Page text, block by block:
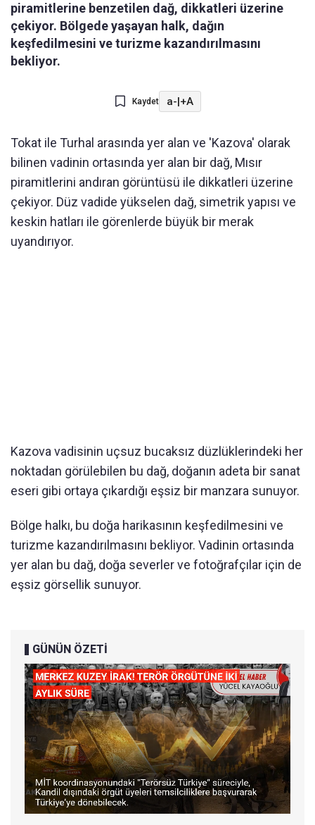
piramitlerine benzetilen dağ, dikkatleri üzerine
çekiyor. Bölgede yaşayan halk, dağın
keşfedilmesini ve turizme kazandırılmasını
bekliyor.
Kaydet a-|+A
Tokat ile Turhal arasında yer alan ve 'Kazova' olarak
bilinen vadinin ortasında yer alan bir dağ, Mısır
piramitlerini andıran görüntüsü ile dikkatleri üzerine
çekiyor. Düz vadide yükselen dağ, simetrik yapısı ve
keskin hatları ile görenlerde büyük bir merak
uyandırıyor.
Kazova vadisinin uçsuz bucaksız düzlüklerindeki her
noktadan görülebilen bu dağ, doğanın adeta bir sanat
eseri gibi ortaya çıkardığı eşsiz bir manzara sunuyor.
Bölge halkı, bu doğa harikasının keşfedilmesini ve
turizme kazandırılmasını bekliyor. Vadinin ortasında
yer alan bu dağ, doğa severler ve fotoğrafçılar için de
eşsiz görsellik sunuyor.
GÜNÜN ÖZETİ